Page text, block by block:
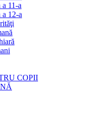
a 11-a
a 12-a
COPII